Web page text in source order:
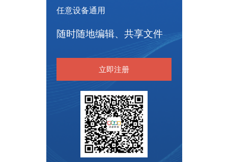
任意设备通用
随时随地编辑、共享文件
立即注册